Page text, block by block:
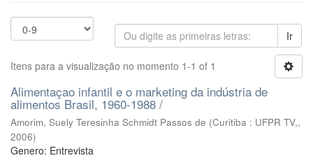
Ir
Itens para a visualização no momento 1-1 of 1
Alimentaçao infantil e o marketing da indústria de
alimentos Brasil, 1960-1988 /
Amorim, Suely Teresinha Schmidt Passos de (Curitiba : UFPR TV,,
2006)
Genero: Entrevista